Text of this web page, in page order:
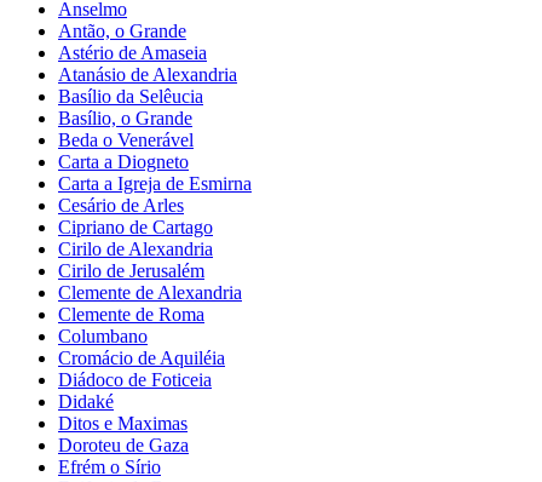
Anselmo
Antão, o Grande
Astério de Amaseia
Atanásio de Alexandria
Basílio da Selêucia
Basílio, o Grande
Beda o Venerável
Carta a Diogneto
Carta a Igreja de Esmirna
Cesário de Arles
Cipriano de Cartago
Cirilo de Alexandria
Cirilo de Jerusalém
Clemente de Alexandria
Clemente de Roma
Columbano
Cromácio de Aquiléia
Diádoco de Foticeia
Didaké
Ditos e Maximas
Doroteu de Gaza
Efrém o Sírio